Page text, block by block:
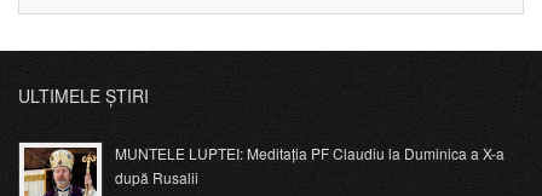
ULTIMELE ȘTIRI
MUNTELE LUPTEI: Meditația PF Claudiu la Duminica a X-a
după Rusalii